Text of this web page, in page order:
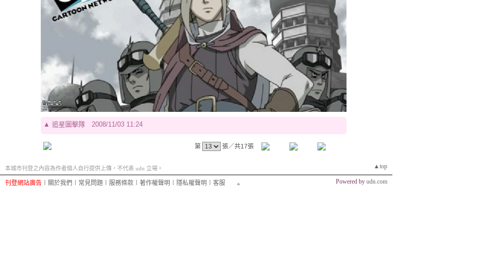
▲ 追星圖擊隊 2008/11/03 11:24
第 張／共17張
▲top
本城市刊登之內容為作者個人自行提供上傳，不代表 udn 立場。
刊登網站廣告 關於我們 常見問題 服務條款 著作權聲明 隱私權聲明 客服 Powered by udn.com